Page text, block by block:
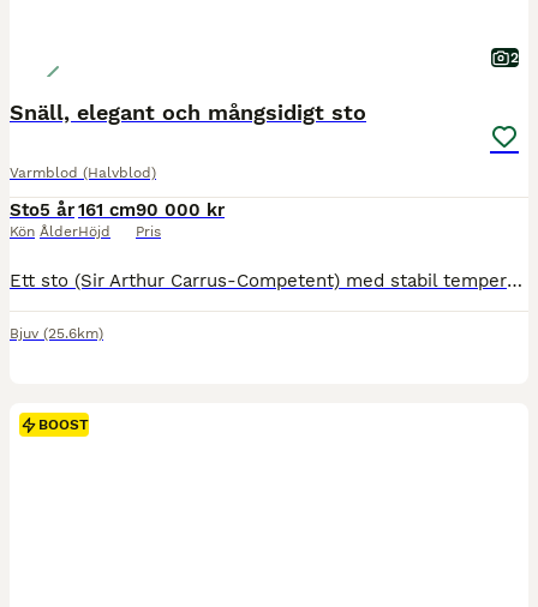
2
Snäll, elegant och mångsidigt sto
Varmblod (Halvblod)
Sto
Kön
5 år
Ålder
161 cm
Höjd
90 000 kr
Pris
Ett sto (Sir Arthur Carrus-Competent) med stabil temperament, goda gångarter och även hopptalang. Snäll att rida ut. Helt okompliserat i all hantering. Lätt för hjälpen, bra framåtbjudning. Inte titti
Bjuv (25.6km)
BOOST